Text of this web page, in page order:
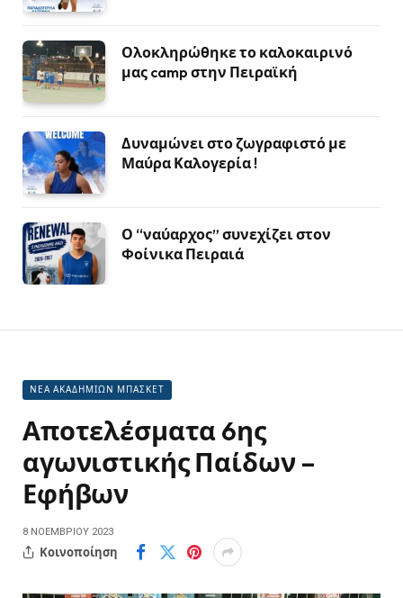
Ολοκληρώθηκε το καλοκαιρινό
μας camp στην Πειραϊκή
Δυναμώνει στο ζωγραφιστό με
Μαύρα Καλογερία !
Ο “ναύαρχος” συνεχίζει στον
Φοίνικα Πειραιά
ΝΕΑ ΑΚΑΔΗΜΙΩΝ ΜΠΑΣΚΕΤ
Αποτελέσματα 6ης
αγωνιστικής Παίδων –
Εφήβων
8 ΝΟΕΜΒΡΊΟΥ 2023
Κοινοποίηση